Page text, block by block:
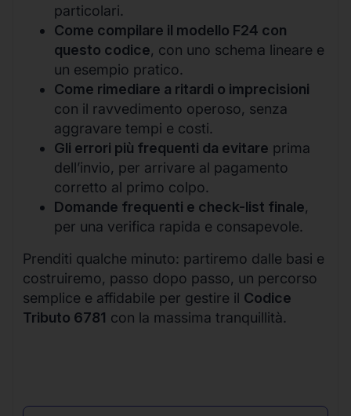
particolari.
Come compilare il modello F24 con
questo codice, con uno schema lineare e
un esempio pratico.
Come rimediare a ritardi o imprecisioni
con il ravvedimento operoso, senza
aggravare tempi e costi.
Gli errori più frequenti da evitare prima
dell’invio, per arrivare al pagamento
corretto al primo colpo.
Domande frequenti e check-list finale,
per una verifica rapida e consapevole.
Prenditi qualche minuto: partiremo dalle basi e
costruiremo, passo dopo passo, un percorso
semplice e affidabile per gestire il Codice
Tributo 6781 con la massima tranquillità.